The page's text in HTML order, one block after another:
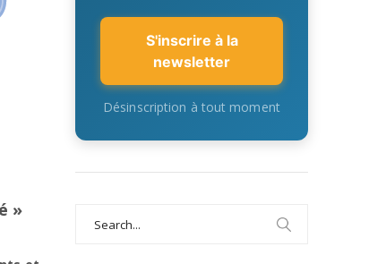
»
S'inscrire à la
newsletter
Désinscription à tout moment